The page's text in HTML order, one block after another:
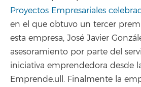
Proyectos Empresariales
en el que obtuvo un tercer
esta empresa, José Javier
asesoramiento por parte del
iniciativa emprendedora desde
Emprende.ull. Finalmente la